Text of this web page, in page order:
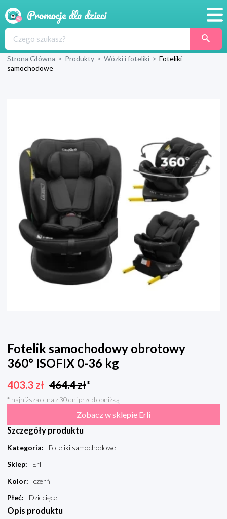
Produkty
Strona Główna > Produkty > Wózki i foteliki > Foteliki
samochodowe
Fotelik samochodowy obrotowy
360° ISOFIX 0-36 kg
403.3 zł 464.4zł*
* najniższa cena z 30 dni przed obniżką
Zobacz w sklepie Erli
Szczegóły produktu
Kategoria:
Foteliki samochodowe
Sklep:
Erli
Kolor:
czerń
Płeć: Dziecięce
Opis produktu